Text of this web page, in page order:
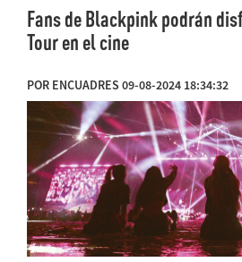
Fans de Blackpink podrán
Tour en el cine
POR ENCUADRES 09-08-2024 18:34:32